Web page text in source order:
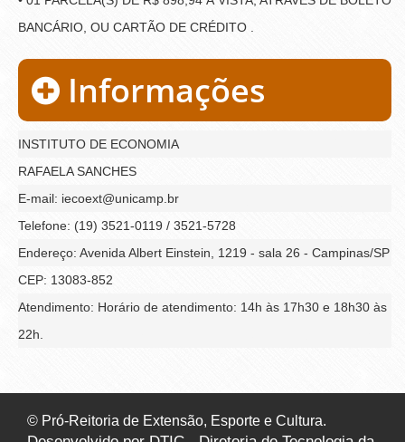
BANCÁRIO, OU CARTÃO DE CRÉDITO .
Informações
INSTITUTO DE ECONOMIA
RAFAELA SANCHES
E-mail: iecoext@unicamp.br
Telefone: (19) 3521-0119 / 3521-5728
Endereço: Avenida Albert Einstein, 1219 - sala 26 - Campinas/SP
CEP: 13083-852
Atendimento: Horário de atendimento: 14h às 17h30 e 18h30 às
22h.
© Pró-Reitoria de Extensão, Esporte e Cultura.